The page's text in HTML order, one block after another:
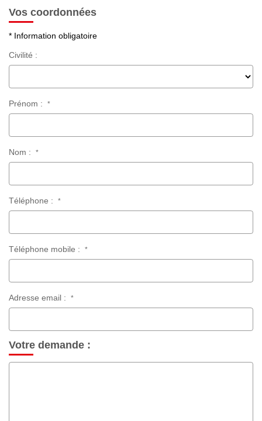
Vos coordonnées
* Information obligatoire
Civilité :
Prénom : *
Nom : *
Téléphone : *
Téléphone mobile : *
Adresse email : *
Votre demande :